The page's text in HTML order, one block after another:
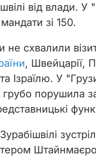
від влади. У
зі 150.
не схвалили
, Швейцарії,
та Ізраїлю. У
порушила